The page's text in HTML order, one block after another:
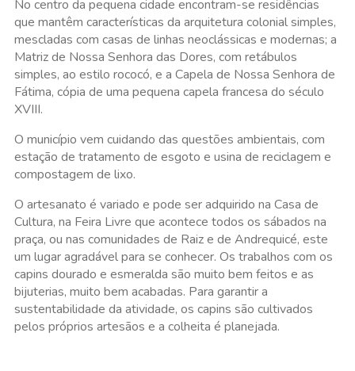
No centro da pequena cidade encontram-se residências
que mantêm características da arquitetura colonial simples,
mescladas com casas de linhas neoclássicas e modernas; a
Matriz de Nossa Senhora das Dores, com retábulos
simples, ao estilo rococó, e a Capela de Nossa Senhora de
Fátima, cópia de uma pequena capela francesa do século
XVIII.
O município vem cuidando das questões ambientais, com
estação de tratamento de esgoto e usina de reciclagem e
compostagem de lixo.
O artesanato é variado e pode ser adquirido na Casa de
Cultura, na Feira Livre que acontece todos os sábados na
praça, ou nas comunidades de Raiz e de Andrequicé, este
um lugar agradável para se conhecer. Os trabalhos com os
capins dourado e esmeralda são muito bem feitos e as
bijuterias, muito bem acabadas. Para garantir a
sustentabilidade da atividade, os capins são cultivados
pelos próprios artesãos e a colheita é planejada.